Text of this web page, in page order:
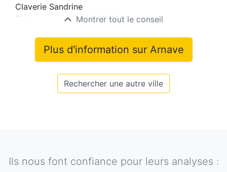
Claverie Sandrine
Début du mandat14/2/2026
Montrer tout le conseil
Plus d'information sur Arnave
Rechercher une autre ville
Ils nous font confiance pour leurs analyses :